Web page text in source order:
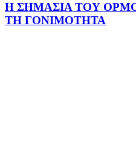
Η ΣΗΜΑΣΙΑ ΤΟΥ
ΤΗ ΓΟΝΙΜΟΤΗΤΑ